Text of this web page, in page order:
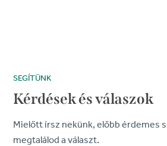
Kérdések és válaszok
SEGÍTÜNK
Mielőtt írsz nekünk, előbb érdemes
megtalálod a választ.